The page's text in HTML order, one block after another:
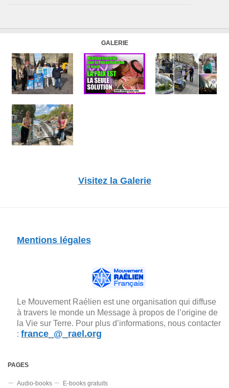
GALERIE
Visitez la Galerie
Mentions légales
Le Mouvement Raélien est une organisation qui diffuse
à travers le monde un Message à propos de l’origine de
la Vie sur Terre. Pour plus d’informations, nous contacter
: france_@_rael.org
PAGES
Audio-books E-books gratuits